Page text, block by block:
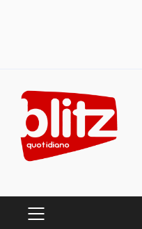
content
PRIMARY